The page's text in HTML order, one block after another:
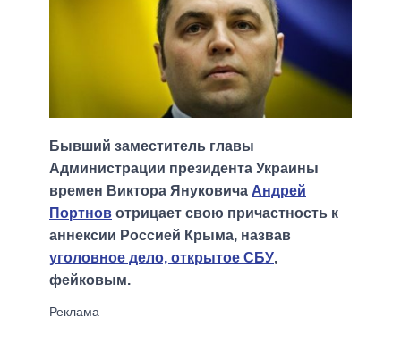
Бывший заместитель главы
Администрации президента Украины
времен Виктора Януковича Андрей
Портнов отрицает свою причастность к
аннексии Россией Крыма, назвав
уголовное дело, открытое СБУ,
фейковым.